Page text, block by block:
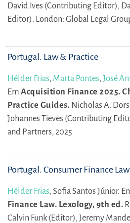
David Ives (Contributing Editor),
Editor). London: Global Legal
Portugal. Law & Practice
Hélder Frias, Marta Pontes, José
Em Acquisition Finance 2025.
Practice Guides. Nicholas A.
Johannes Tieves (Contributing
and Partners, 2025
Portugal. Consumer Finance Law
Hélder Frias, Sofia Santos Júnior.
Finance Law. Lexology, 9th ed.
Calvin Funk (Editor), Jeremy